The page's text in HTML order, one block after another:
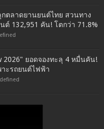
กตลาดยานยนต์ไทย สวนทาง
ต์ 132,951 คัน! โตกว่า 71.8%
2026" ยอดจองทะลุ 4 หมื่นคัน!
าะรถยนต์ไฟฟ้า